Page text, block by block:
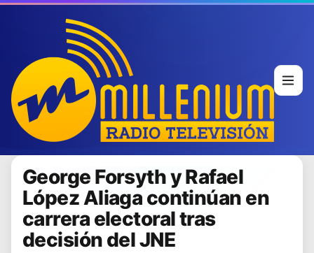
George Forsyth y Rafael
López Aliaga continúan en
carrera electoral tras
decisión del JNE